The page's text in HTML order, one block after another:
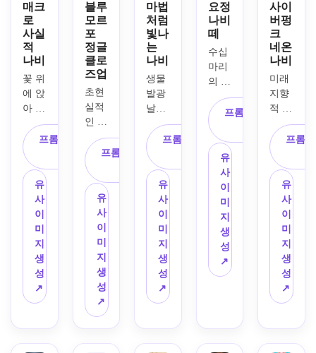
매크
로
사실
적
나비
꽃 위
에 앉
아 있
는 나
비의
초정
밀 매
크로
사진,
근접
중앙
구성,
선명
한 날
개맥
과 부
운 털
느낌
프롬프트 복
유
사
이
미
지
생
성
↗
블루
모르
포
정글
클로
즈업
초현
실적
인 푸
른 모
르포
나비
가 강
렬하
게 빛
나는
날개
로 울
창한
열대
우림
속에
있는
장면,
프롬프트 복
유
사
이
미
지
생
성
↗
마법
처럼
빛나
는
나비
생물
발광
날개
를 가
진 판
타지
나비
가 한
밤중
마법
의 숲
을 부
유하
고,
부드
러운
이 나
무 사
프롬프트 복
유
사
이
미
지
생
성
↗
요정
나비
떼
수십
마리
의 빛
나는
나비
가 요
정 정
원을
날아
다니
파스
텔 꽃
과 구
불구
불한
프롬프트 복
유
사
이
미
지
생
성
↗
사이
버펑
크
네온
나비
미래
지향
적 사
이버
펑크
나비
가 네
온 핑
크와
전기
블루
로 빛
나는
홀로
그램
날개
진 모
습,
프롬
유
사
이
미
지
생
성
↗